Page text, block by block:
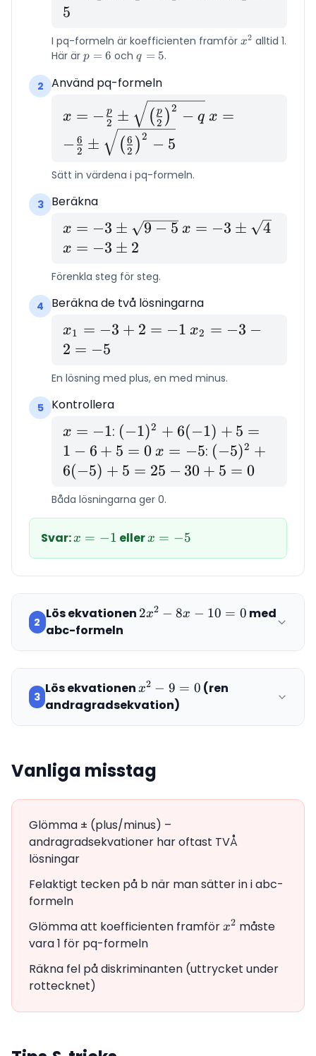
+
+
q
= 0
5
I pq-formeln är koefficienten framför x^2
x2 alltid 1.
Här är p
6
p = 6 ochq
5
q = 5.
2 Använd pq-formeln
x = -\frac{p}{2}
\pm
\sqrt{\left(\frac{p}
x = − 2
p ± ( 2
p )2 − q x = -
\pm
x =
− 2
6 ± ( 2
6 )2 − 5
Sätt in värdena i pq-formeln.
3 Beräkna
x = -3
\pm
- 5}
x = −3 ± 9 − 5 x = -3
x = −3 ± 4
x = −3 ± 2
Förenkla steg för steg.
4 Beräkna de två lösningarna
x_1
=
+ 2
=
x1 = −3 + 2 = −1 x_2
2 =
x2 = −3 −
2 = −5
En lösning med plus, en med minus.
5 Kontrollera
x
=
-1
x = −1: (-1)^2
+
6(-1)
1 - 6
+ 5 =
0
(−1)2 + 6(−1) + 5 =
1 − 6 + 5 = 0 x
=
x = −5: (-5)^2
+
25 -
5 = 0
(−5)2 +
6(−5) + 5 = 25 − 30 + 5 = 0
Båda lösningarna ger 0.
Svar:x
x = −1 ellerx
x = −5
2
Lös ekvationen 2x^2
2x2 − 8x − 10 = 0 med
abc-formeln
3
Lös ekvationenx^2
- 9
x2 − 9 = 0 (ren
andragradsekvation)
Vanliga misstag
Glömma ± (plus/minus) –
andragradsekvationer har oftast TVÅ
lösningar
Felaktigt tecken på b när man sätter in i abc-
formeln
Glömma att koefficienten framförx^2
x2 måste
vara 1 för pq-formeln
Räkna fel på diskriminanten (uttrycket under
rottecknet)